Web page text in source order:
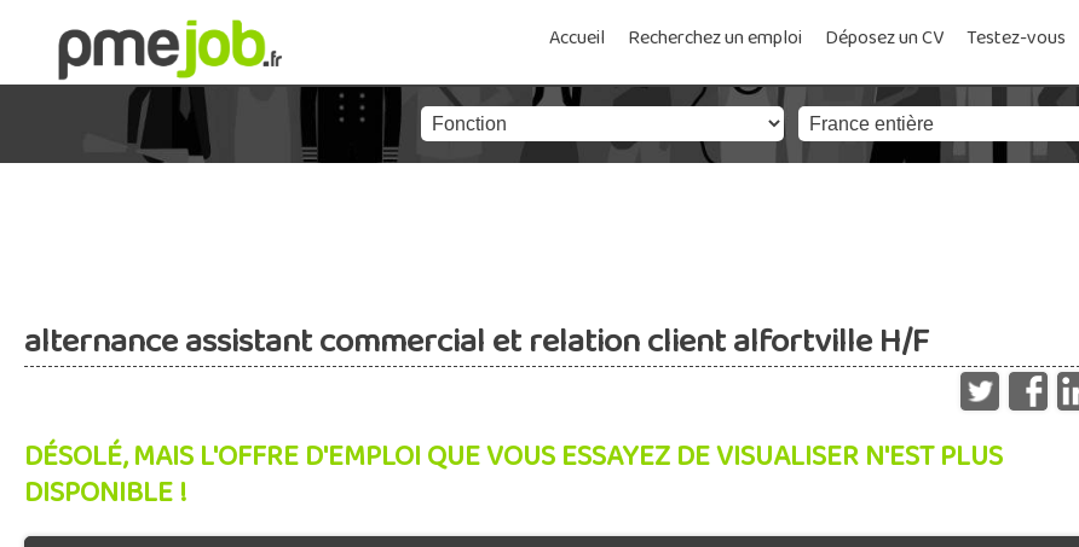
Accueil Recherchez un emploi Déposez un CV Testez-vous
alternance assistant commercial et relation client alfortville H/F
DÉSOLÉ, MAIS L'OFFRE D'EMPLOI QUE VOUS ESSAYEZ DE VISUALISER N'EST PLUS
DISPONIBLE !